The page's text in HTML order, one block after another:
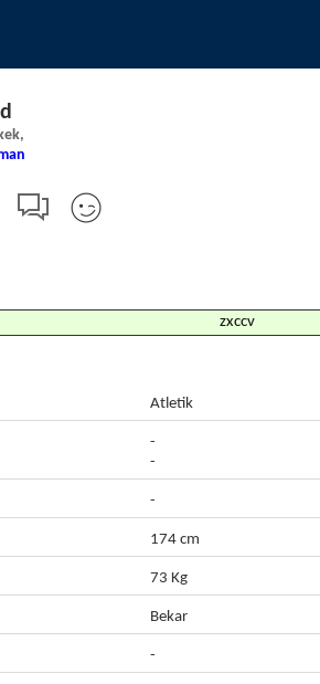
zxccv
Atletik
-
-
-
174 cm
73 Kg
Bekar
-